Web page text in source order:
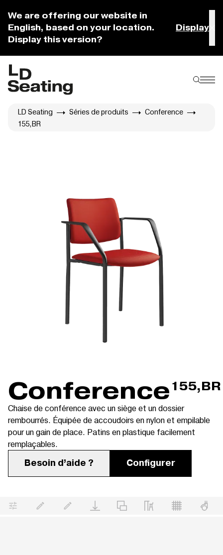
We are offering our website in
English, based on your location.
Display this version?
Display
LD Seating Séries de produits
Conference
155,BR
Conference155,BR
Chaise de conférence avec un siège et un dossier
rembourrés. Équipée de accoudoirs en nylon et empilable
pour un gain de place. Patins en plastique facilement
remplaçables.
Besoin d’aide ? Configurer